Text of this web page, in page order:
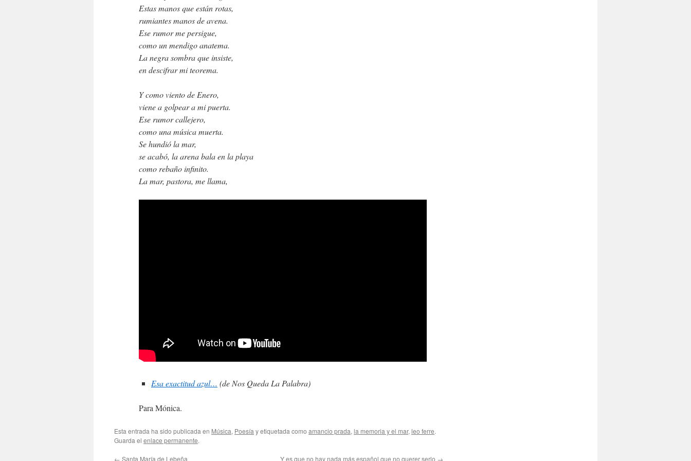
Estas manos que están rotas,
rumiantes manos de avena.
Ese rumor me persigue,
como un mendigo anatema.
La negra sombra que insiste,
en descifrar mi teorema.
Y como viento de Enero,
viene a golpear a mi puerta.
Ese rumor callejero,
como una música muerta.
Se hundió la mar,
se acabó, la arena bala en la playa
como rebaño infinito.
La mar, pastora, me llama,
Esa exactitud azul… (de Nos Queda La Palabra)
Para Mónica.
Esta entrada ha sido publicada en Música, Poesía y etiquetada como amancio prada, la memoria y el mar, leo ferre.
Guarda el enlace permanente.
← Santa María de Lebeña Y es que no hay nada más español que no querer serlo →